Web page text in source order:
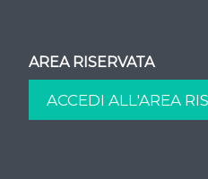
AREA RISERVATA